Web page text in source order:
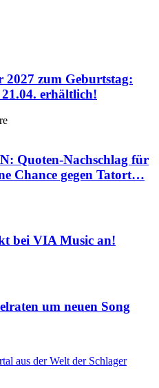
zum Geburtstag:
erhältlich!
Quoten-Nachschlag für
Chance gegen Tatort…
bei VIA Music an!
um neuen Song